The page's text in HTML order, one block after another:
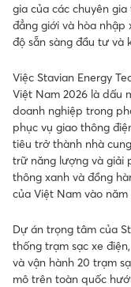
gia của các chuyên
đẳng giới và hòa nhập
độ sẵn sàng đầu tư và
Việc Stavian Energy
Việt Nam 2026 là dấu
doanh nghiệp trong
phục vụ giao thông
tiêu trở thành nhà
trữ năng lượng và giải
thông xanh và đồng
của Việt Nam vào năm
Dự án trọng tâm của
thống trạm sạc xe
và vận hành 20 trạm
mô trên toàn quốc